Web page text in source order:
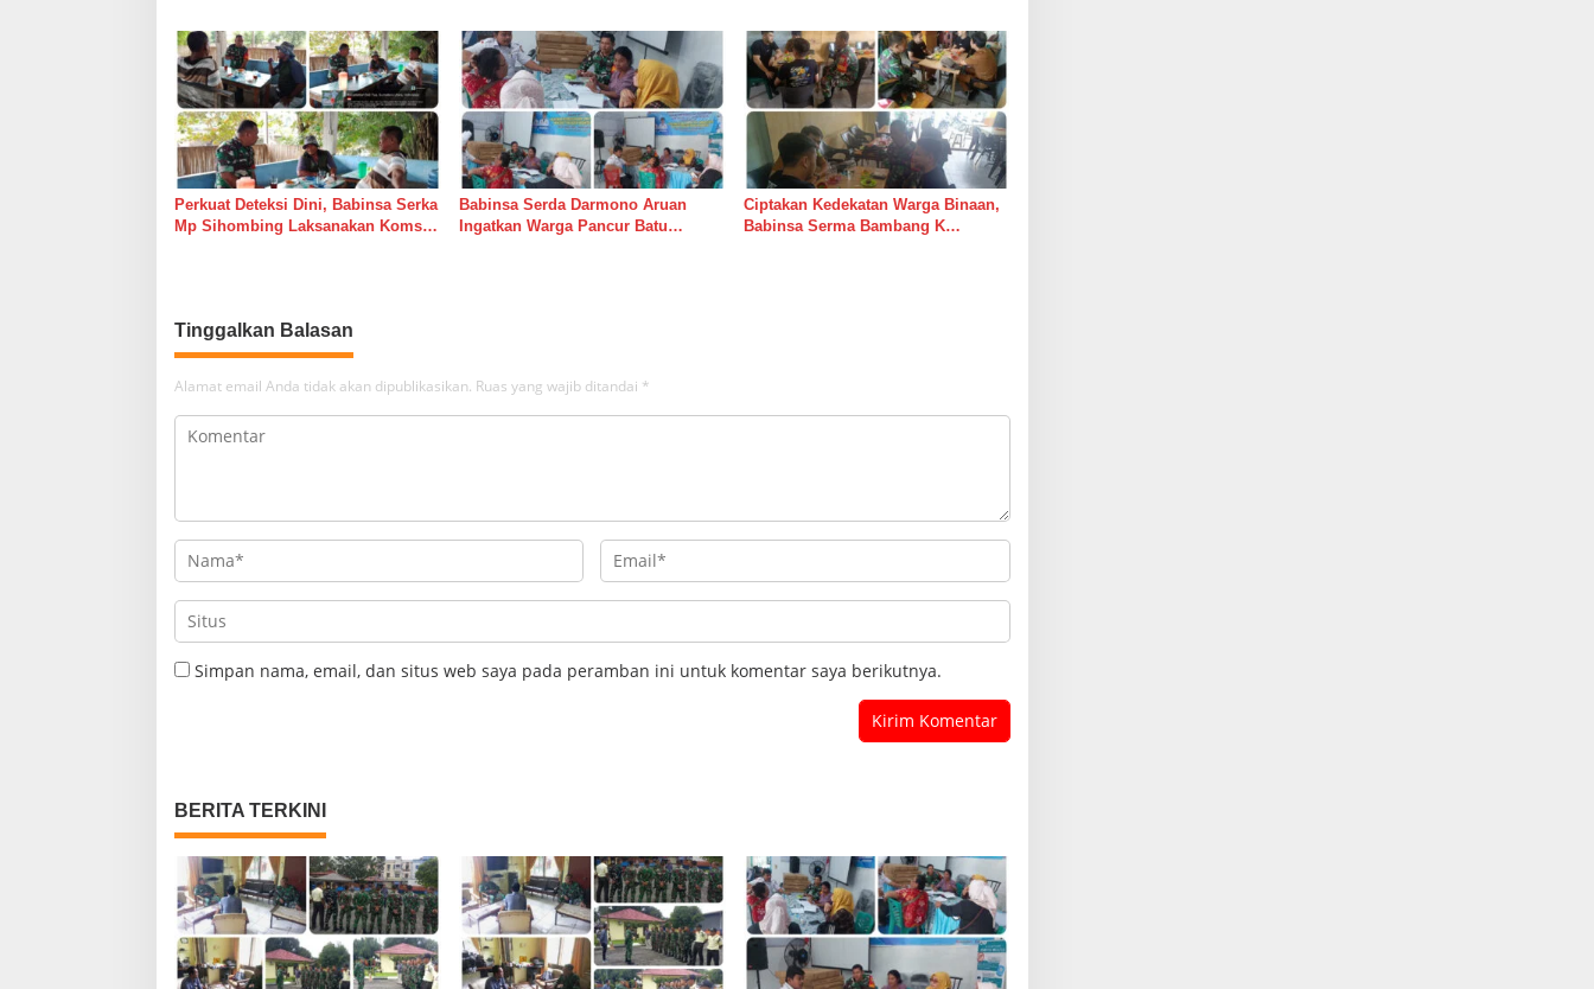
Langkah Mitigasi
Perkuat Deteksi Dini, Babinsa Serka
Mp Sihombing Laksanakan Komsos
Babinsa Serda Darmono Aruan
Ingatkan Warga Pancur Batu
Ciptakan Kedekatan Warga Binaan,
Babinsa Serma Bambang K
Tinggalkan Balasan
Alamat email Anda tidak akan dipublikasikan. Ruas yang wajib ditandai *
Simpan nama, email, dan situs web saya pada peramban ini untuk komentar saya berikutnya.
BERITA TERKINI